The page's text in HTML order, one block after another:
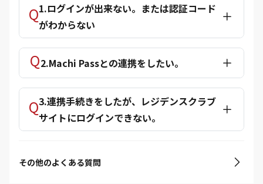
1.ログインが出来ない。または認証コード
がわからない
2.Machi Passとの連携をしたい。
3.連携手続きをしたが、レジデンスクラブ
サイトにログインできない。
その他のよくある質問